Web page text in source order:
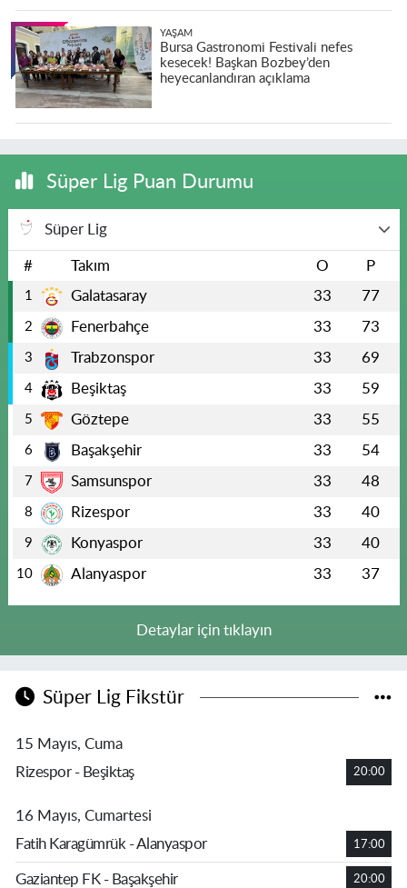
YAŞAM
Bursa Gastronomi Festivali nefes
kesecek! Başkan Bozbey’den
heyecanlandıran açıklama
Süper Lig Puan Durumu
Süper Lig
# Takım O P
1 Galatasaray 33 77
2 Fenerbahçe 33 73
3 Trabzonspor 33 69
4 Beşiktaş 33 59
5 Göztepe 33 55
6 Başakşehir 33 54
7 Samsunspor 33 48
8 Rizespor 33 40
9 Konyaspor 33 40
10 Alanyaspor 33 37
Detaylar için tıklayın
Süper Lig Fikstür
15 Mayıs, Cuma
Rizespor - Beşiktaş
20:00
16 Mayıs, Cumartesi
Fatih Karagümrük - Alanyaspor
17:00
Gaziantep FK - Başakşehir 20:00